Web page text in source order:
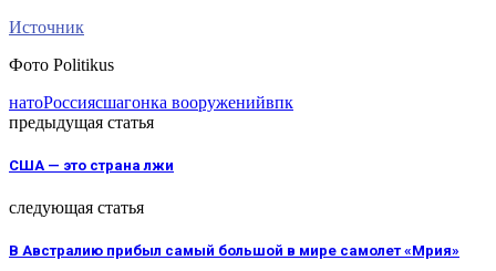
Источник
Фото Politikus
натоРоссиясшагонка вооруженийвпк
предыдущая статья
США — это страна лжи
следующая статья
В Австралию прибыл самый большой в мире самолет «Мрия»